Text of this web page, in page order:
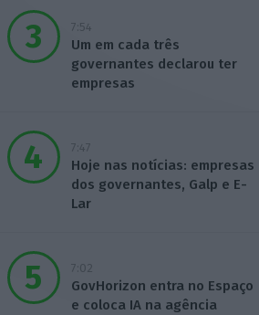
7:54
Um em cada três
governantes declarou ter
empresas
7:47
Hoje nas notícias: empresas
dos governantes, Galp e E-
Lar
7:02
GovHorizon entra no Espaço
e coloca IA na agência